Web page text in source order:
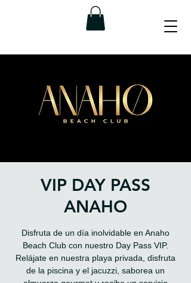
VIP DAY PASS
ANAHO
Disfruta de un día inolvidable en Anaho
Beach Club con nuestro Day Pass VIP.
Relájate en nuestra playa privada, disfruta
de la piscina y el jacuzzi, saborea un